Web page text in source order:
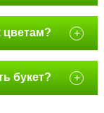
цветам? +
букет? +